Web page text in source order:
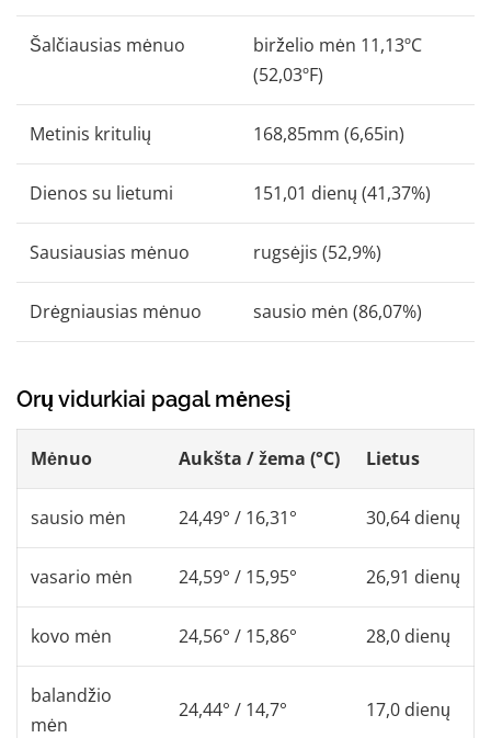
Šalčiausias mėnuo
birželio mėn 11,13ºC
(52,03ºF)
Metinis kritulių 168,85mm (6,65in)
Dienos su lietumi 151,01 dienų (41,37%)
Sausiausias mėnuo rugsėjis (52,9%)
Drėgniausias mėnuo sausio mėn (86,07%)
Orų vidurkiai pagal mėnesį
Mėnuo Aukšta / žema (°C) Lietus
sausio mėn 24,49° / 16,31° 30,64 dienų
vasario mėn 24,59° / 15,95° 26,91 dienų
kovo mėn 24,56° / 15,86° 28,0 dienų
balandžio
mėn
24,44° / 14,7° 17,0 dienų